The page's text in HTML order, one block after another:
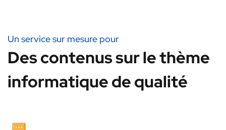
Un service sur mesure pour
Des contenus sur le thème
informatique de qualité